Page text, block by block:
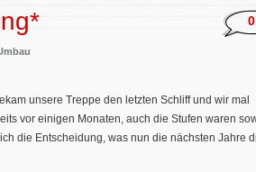
0
unsere Treppe den letzten Schliff und wir mal
vor einigen Monaten, auch die Stufen waren
die Entscheidung, was nun die nächsten Jahre